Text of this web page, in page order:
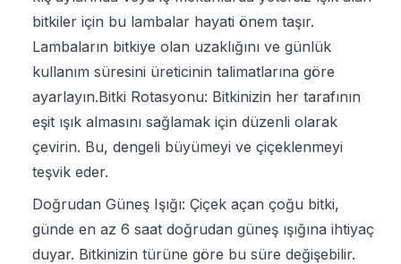
bitkiler için bu lambalar hayati önem taşır.
Lambaların bitkiye olan uzaklığını ve günlük
kullanım süresini üreticinin talimatlarına göre
ayarlayın.Bitki Rotasyonu: Bitkinizin her tarafının
eşit ışık almasını sağlamak için düzenli olarak
çevirin. Bu, dengeli büyümeyi ve çiçeklenmeyi
teşvik eder.
Doğrudan Güneş Işığı: Çiçek açan çoğu bitki,
günde en az 6 saat doğrudan güneş ışığına ihtiyaç
duyar. Bitkinizin türüne göre bu süre değişebilir.